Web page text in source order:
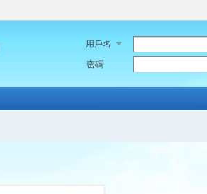
用戶名
密碼